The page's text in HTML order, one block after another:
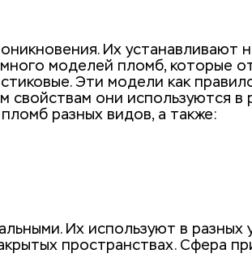
Их устанавливают
моделей пломб, которые
Эти модели как
свойствам они используются в
разных видов, а также:
Их используют в разных
пространствах. Сфера